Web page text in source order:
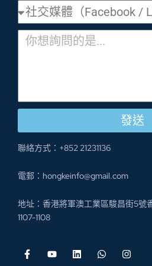
發送
聯絡方式：+852 21231136
電郵：hongkeinfo@gmail.com
地址：香港將軍澳工業區駿昌街5號
1107-1108